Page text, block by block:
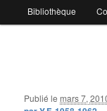
au
Bibliothèque
Publié lemars 7,